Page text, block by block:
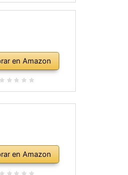
en Amazon
en Amazon